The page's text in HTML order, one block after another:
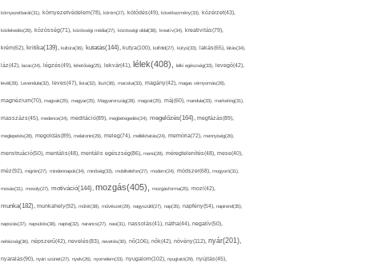
környezetbarát(31), környezetvédelem(78), köröm(27), kötődés(49), következmény(33), közérzet(43),
közlekedés(26), közösség(71), közösségi média(27), közösségi oldal(38), kreatív(34), kreativitás(79),
krém(62), kritika(139), kultúra(36), kutatás(144), kutya(100), külföld(27), kütyü(33), lakás(65), látás(34),
láz(42), lazac(24), légzés(49), lehetőség(25), lekvár(41), lélek(408), lelki egészség(33), levegő(42),
levél(28), Levendula(32), leves(47), lista(32), liszt(36), macska(33), magány(42), magas vérnyomás(28),
magnézium(70), magvak(25), magyar(25), Magyarország(28), magzat(25), máj(60), mandula(33), marketing(31),
masszázs(45), medence(24), meditáció(89), megbetegedés(24), megelőzés(164), megfázás(89),
meglepetés(28), megoldás(89), melatonin(29), meleg(74), mellékhatás(24), memória(72), mennyiség(26),
menstruáció(50), mentális(48), mentális egészség(86), menü(28), méregtelenítés(48), mese(40),
méz(92), migrén(27), mindennapok(34), minőség(33), mobiltelefon(27), modern(24), módszer(68), mogyoró(31),
mosás(31), mosoly(27), motiváció(144), mozgás(405), mozgásforma(25), mozi(42),
munka(182), munkahely(92), műtét(38), művészet(29), nagyszülő(27), nap(35), napfény(54), napirend(35),
napozás(37), napsütés(38), naptej(32), narancs(27), nasi(31), nassolás(41), nátha(44), negatív(50),
nehézség(36), népszerű(42), nevelés(83), nevetés(30), nő(106), nők(42), növény(112), nyár(201),
nyaralás(90), nyári szünet(27), nyelv(26), nyomelem(33), nyugalom(102), nyugtató(29), nyújtás(45),